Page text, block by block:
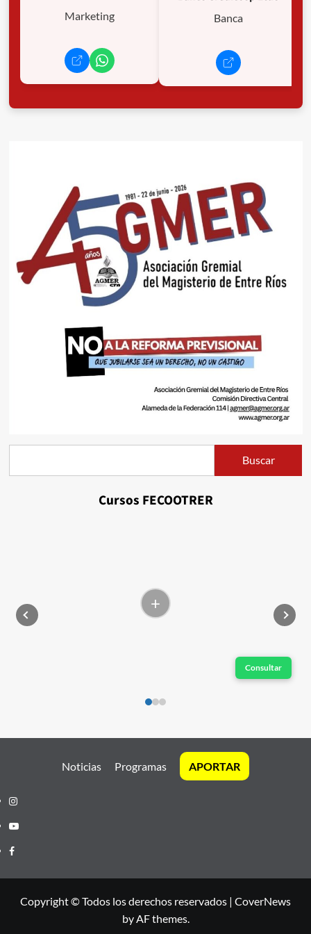
Marketing Banca
Buscar
Cursos FECOOTRER
+
Consultar
Noticias Programas APORTAR
Instagram
Youtube
Facebook
Copyright © Todos los derechos reservados | CoverNews
by AF themes.